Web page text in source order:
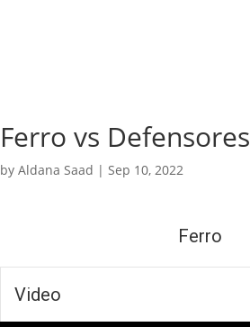
Ferro vs Defensores
byAldana Saad |Sep 10, 2022
Ferro
Video